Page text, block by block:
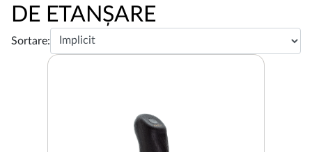
DE ETANȘARE
Sortare: